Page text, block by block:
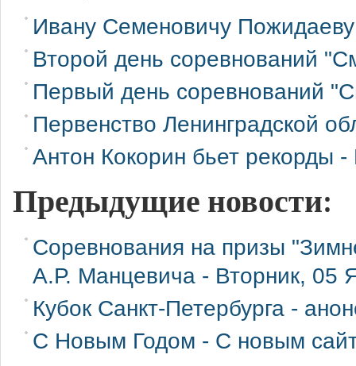
Ивану Семеновичу
Второй день соревнований
Первый день соревнований
Первенство Ленинградской
Антон Кокорин бьет рекорды -
Предыдущие новости:
Соревнования на призы
А.Р. Манцевича - Вторник, 05
Кубок Санкт-Петербурга -
С Новым Годом - С новым